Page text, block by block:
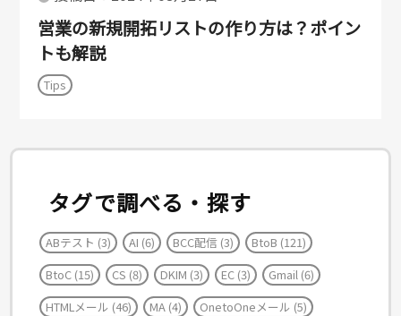
営業の新規開拓リストの作り方は？ポイン
トも解説
Tips
タグで調べる・探す
ABテスト (3) AI (6) BCC配信 (3) BtoB (121)
BtoC (15) CS (8) DKIM (3) EC (3) Gmail (6)
HTMLメール (46) MA (4) OnetoOneメール (5)